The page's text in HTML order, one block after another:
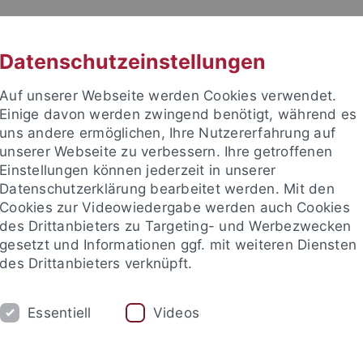
STUDIUM FORSCHUNG
und Publikationen Campusleben Im Dialog Karriere
Veranstaltungen Veranstaltungskalender
Datenschutzeinstellungen
Auf unserer Webseite werden Cookies verwendet.
Einige davon werden zwingend benötigt, während es
uns andere ermöglichen, Ihre Nutzererfahrung auf
unserer Webseite zu verbessern. Ihre getroffenen
Einstellungen können jederzeit in unserer
Datenschutzerklärung bearbeitet werden. Mit den
Cookies zur Videowiedergabe werden auch Cookies
des Drittanbieters zu Targeting- und Werbezwecken
gesetzt und Informationen ggf. mit weiteren Diensten
des Drittanbieters verknüpft.
Essentiell Videos